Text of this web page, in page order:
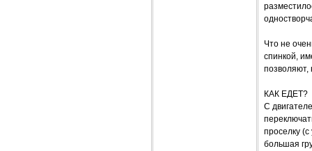
Что не
спинкой,
позволяют,
КАК ЕДЕТ?
С
проселку
большая